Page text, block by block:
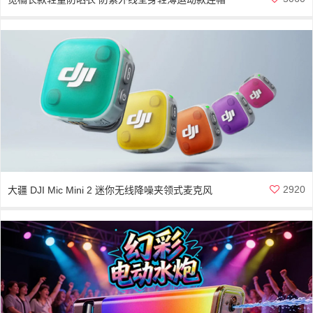
大疆 DJI Mic Mini 2 迷你无线降噪夹领式麦克风 2920